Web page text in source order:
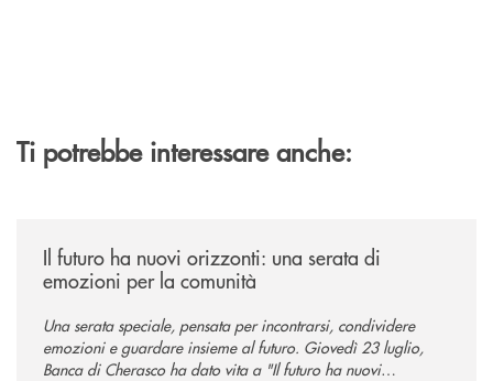
Ti potrebbe interessare anche:
Il futuro ha nuovi orizzonti: una serata di
emozioni per la comunità
Una serata speciale, pensata per incontrarsi, condividere
emozioni e guardare insieme al futuro. Giovedì 23 luglio,
Banca di Cherasco ha dato vita a "Il futuro ha nuovi